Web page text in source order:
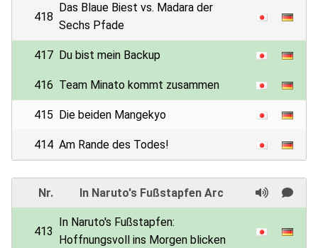
418
Das Blaue Biest vs. Madara der
Sechs Pfade
417 Du bist mein Backup
416 Team Minato kommt zusammen
415 Die beiden Mangekyo
414 Am Rande des Todes!
Nr. In Naruto's Fußstapfen Arc
413
In Naruto's Fußstapfen:
Hoffnungsvoll ins Morgen blicken